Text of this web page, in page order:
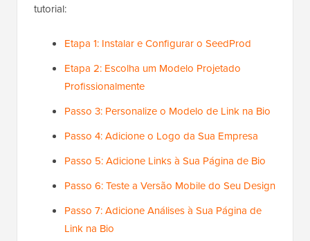
tutorial:
Etapa 1: Instalar e Configurar o SeedProd
Etapa 2: Escolha um Modelo Projetado
Profissionalmente
Passo 3: Personalize o Modelo de Link na Bio
Passo 4: Adicione o Logo da Sua Empresa
Passo 5: Adicione Links à Sua Página de Bio
Passo 6: Teste a Versão Mobile do Seu Design
Passo 7: Adicione Análises à Sua Página de
Link na Bio